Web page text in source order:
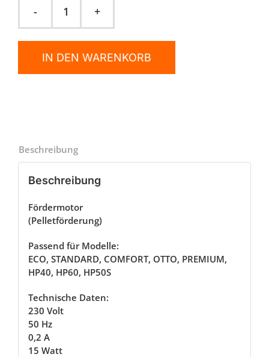
Fördermotor
IN DEN WARENKORB
Beschreibung
Beschreibung
Fördermotor
(Pelletförderung)
Passend für Modelle:
ECO, STANDARD, COMFORT, OTTO, PREMIUM,
HP40, HP60, HP50S
Technische Daten:
230 Volt
50 Hz
0,2 A
15 Watt